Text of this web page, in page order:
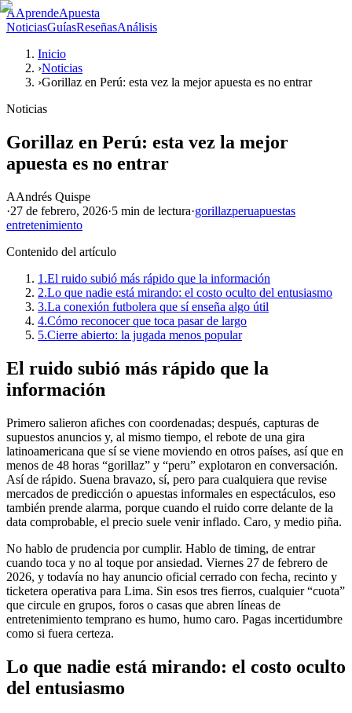
AAprendeApuesta
NoticiasGuíasReseñasAnálisis
Inicio
›Noticias
›Gorillaz en Perú: esta vez la mejor apuesta es no entrar
Noticias
Gorillaz en Perú: esta vez la mejor
apuesta es no entrar
AAndrés Quispe
·27 de febrero, 2026·5 min de lectura·gorillazperuapuestas
entretenimiento
Contenido del artículo
1.El ruido subió más rápido que la información
2.Lo que nadie está mirando: el costo oculto del entusiasmo
3.La conexión futbolera que sí enseña algo útil
4.Cómo reconocer que toca pasar de largo
5.Cierre abierto: la jugada menos popular
El ruido subió más rápido que la
información
Primero salieron afiches con coordenadas; después, capturas de
supuestos anuncios y, al mismo tiempo, el rebote de una gira
latinoamericana que sí se viene moviendo en otros países, así que en
menos de 48 horas “gorillaz” y “peru” explotaron en conversación.
Así de rápido. Suena bravazo, sí, pero para cualquiera que revise
mercados de predicción o apuestas informales en espectáculos, eso
también prende alarma, porque cuando el ruido corre delante de la
data comprobable, el precio suele venir inflado. Caro, y medio piña.
No hablo de prudencia por cumplir. Hablo de timing, de entrar
cuando toca y no al toque por ansiedad. Viernes 27 de febrero de
2026, y todavía no hay anuncio oficial cerrado con fecha, recinto y
ticketera operativa para Lima. Sin esos tres fierros, cualquier “cuota”
que circule en grupos, foros o casas que abren líneas de
entretenimiento temprano es humo, humo caro. Pagas incertidumbre
como si fuera certeza.
Lo que nadie está mirando: el costo oculto
del entusiasmo